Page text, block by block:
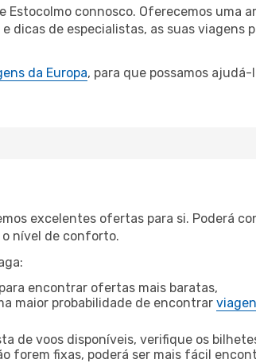
connosco. Oferecemos uma
dicas de especialistas, as suas viagens
da Europa, para que possamos ajudá-
excelentes ofertas para si. Poderá
o nível de conforto.
encontrar ofertas mais baratas,
maior probabilidade de encontrar
de voos disponíveis, verifique os
forem fixas, poderá ser mais fácil